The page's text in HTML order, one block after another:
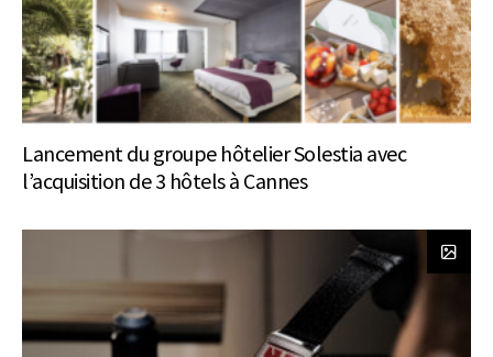
Lancement du groupe hôtelier Solestia avec
l’acquisition de 3 hôtels à Cannes